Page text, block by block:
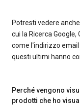
Potresti vedere
cui la Ricerca
come l'indirizzo
questi ultimi hanno
Perché vengono
prodotti che ho